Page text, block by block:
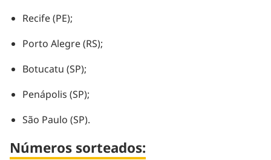
Recife (PE);
Porto Alegre (RS);
Botucatu (SP);
Penápolis (SP);
São Paulo (SP).
Números sorteados: